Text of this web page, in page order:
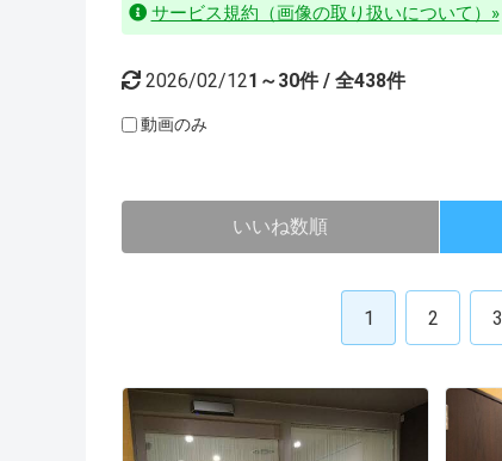
サービス規約（画像の取り扱いについて）»
2026/02/121～30件 / 全438件
動画のみ
いいね数順
1 2 3